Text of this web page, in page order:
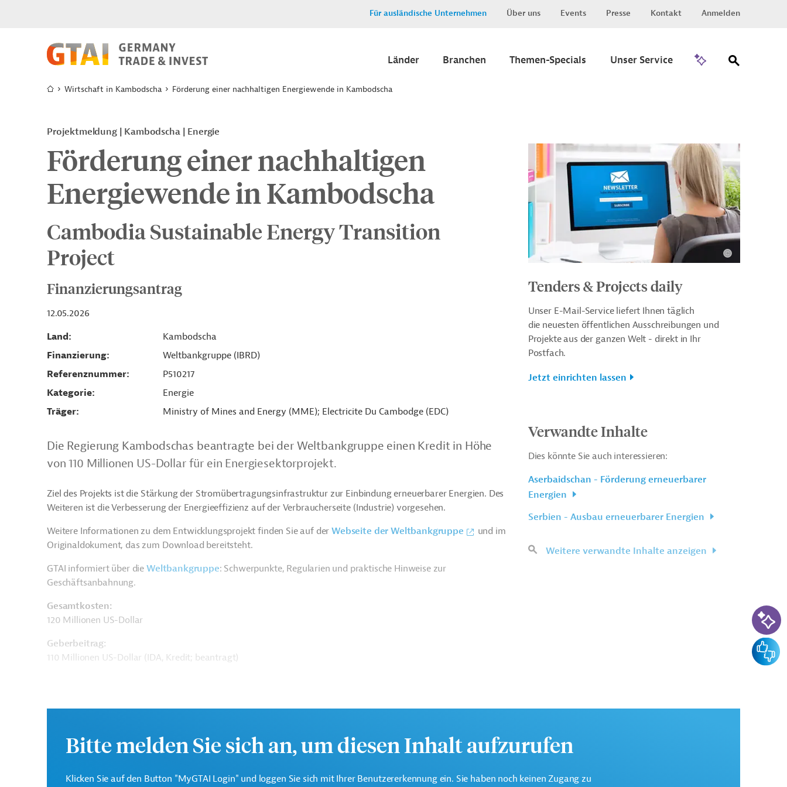
Für ausländische Unternehmen Über uns Events Presse Kontakt Anmelden
Länder Branchen Themen-Specials Unser Service
Wirtschaft in Kambodscha Förderung einer nachhaltigen Energiewende in Kambodscha
Projektmeldung Kambodscha Energie
Förderung einer nachhaltigen
Energiewende in Kambodscha
Cambodia Sustainable Energy Transition
Project
Finanzierungsantrag
12.05.2026
Land
Kambodscha
Finanzierung
Weltbankgruppe (IBRD)
Referenznummer
P510217
Kategorie
Energie
Träger
Ministry of Mines and Energy (MME); Electricite Du Cambodge (EDC)
Die Regierung Kambodschas beantragte bei der Weltbankgruppe einen Kredit in Höhe
von 110 Millionen US-Dollar für ein Energiesektorprojekt.
Ziel des Projekts ist die Stärkung der Stromübertragungsinfrastruktur zur Einbindung erneuerbarer Energien. Des
Weiteren ist die Verbesserung der Energieeffizienz auf der Verbraucherseite (Industrie) vorgesehen.
Weitere Informationen zu dem Entwicklungsprojekt finden Sie auf derWebseite der Weltbankgruppe
und im
Originaldokument, das zum Download bereitsteht.
GTAI informiert über die Weltbankgruppe: Schwerpunkte, Regularien und praktische Hinweise zur
Geschäftsanbahnung.
Gesamtkosten:
120 Millionen US-Dollar
Geberbeitrag:
110 Millionen US-Dollar (IDA, Kredit; beantragt)
Kontaktadressen
Die Weltbankgruppe ist eine der weltweit größten multilateralen
Tenders & Projects daily
Unser E-Mail-Service liefert Ihnen täglich
die neuesten öffentlichen Ausschreibungen und
Projekte aus der ganzen Welt - direkt in Ihr
Postfach.
Jetzt einrichten lassen
Verwandte Inhalte
Dies könnte Sie auch interessieren:
Aserbaidschan - Förderung erneuerbarer
Energien
Serbien - Ausbau erneuerbarer Energien
Weitere verwandte Inhalte anzeigen
Bitte melden Sie sich an, um diesen Inhalt aufzurufen
Klicken Sie auf den Button "MyGTAI Login" und loggen Sie sich mit Ihrer Benutzererkennung ein. Sie haben noch keinen Zugang zu
KI-